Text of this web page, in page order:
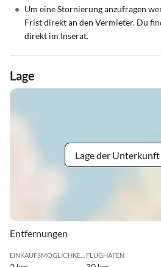
• Um eine Stornierung anzufragen
Frist direkt an den Vermieter. Du
direkt im Inserat.
Lage
Lage der Unterkunft
Entfernungen
FLUGHAFEN